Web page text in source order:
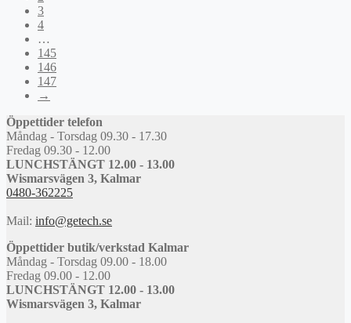
3
4
…
145
146
147
→
Öppettider telefon
Måndag - Torsdag 09.30 - 17.30
Fredag 09.30 - 12.00
LUNCHSTÄNGT 12.00 - 13.00
Wismarsvägen 3, Kalmar
0480-362225
Mail: info@getech.se
Öppettider butik/verkstad Kalmar
Måndag - Torsdag 09.00 - 18.00
Fredag 09.00 - 12.00
LUNCHSTÄNGT 12.00 - 13.00
Wismarsvägen 3, Kalmar